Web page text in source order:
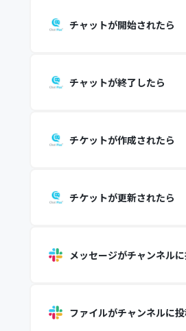
チャットが開始されたら
チャットが終了したら
チケットが作成されたら
チケットが更新されたら
メッセージがチャンネル
ファイルがチャンネルに